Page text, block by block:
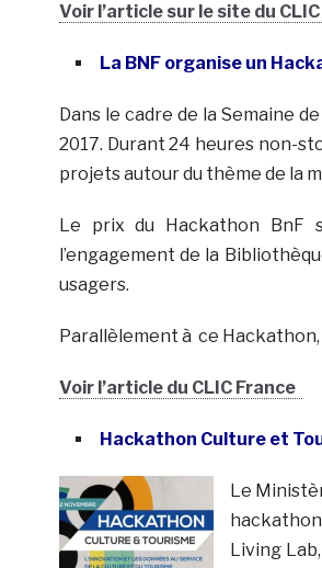
Voir l’article sur le site du
La BNF organise un
Dans le cadre de la Semaine
2017. Durant 24 heures non-
projets autour du thème de la
Le prix du Hackathon BnF
l’engagement de la
usagers.
Parallèlement à ce
Voir l’article du CLIC France
Hackathon Culture et
Le
Living